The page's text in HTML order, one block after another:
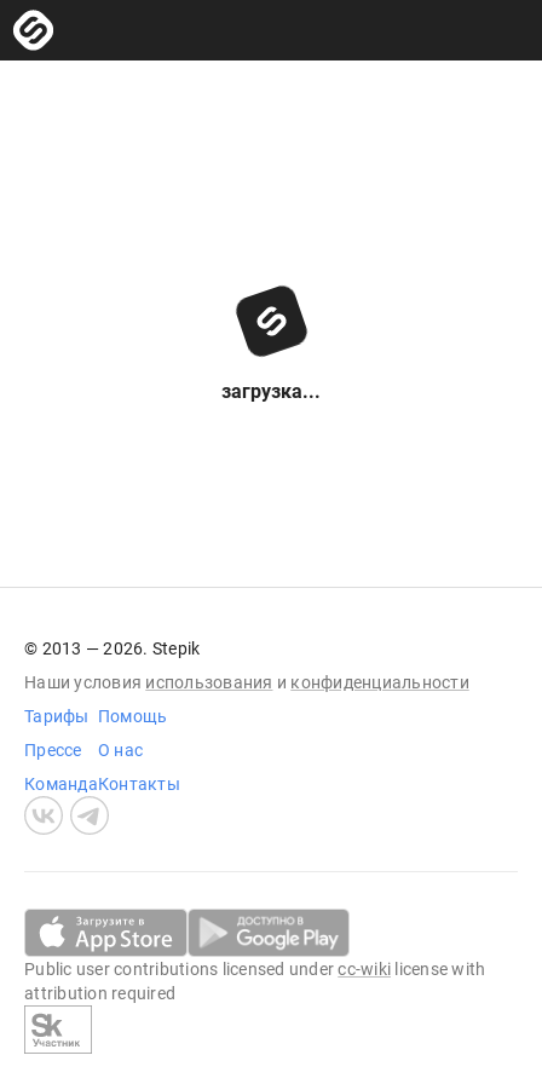
загрузка...
© 2013 — 2026. Stepik
Наши условия использования и конфиденциальности
Тарифы
Прессе
Команда
Помощь
О нас
Контакты
Public user contributions licensed undercc-wiki license with
attribution required